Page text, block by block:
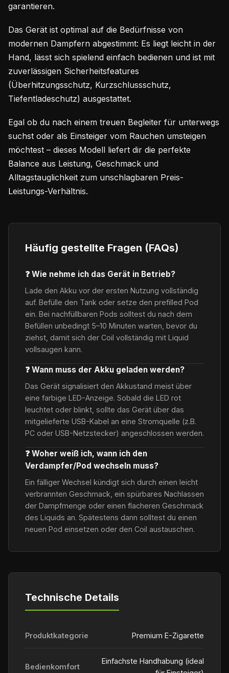
garantieren.
Das Gerät ist optimal auf die Bedürfnisse von
modernen Dampfern abgestimmt: Es liegt leicht in der
Hand, lässt sich spielend einfach bedienen und ist mit
zuverlässigen Sicherheitsfeatures
(Überhitzungsschutz, Kurzschlussschutz,
Tiefentladeschutz) ausgestattet.
Egal ob du nach einem treuen Begleiter für unterwegs
suchst oder als Einsteiger vom Rauchen umsteigen
möchtest – dieses Modell liefert dir die perfekte
Balance aus Leistung, Geschmack und
Alltagstauglichkeit zum unschlagbaren Preis-
Leistungs-Verhältnis.
Häufig gestellte Fragen (FAQs)
❓ Wie nehme ich das Gerät in Betrieb?
Lade den Akku vor der ersten Nutzung vollständig
auf. Befülle den Tank oder setze den prefilled Pod
ein. Bei nachfüllbaren Pods solltest du nach dem
Befüllen unbedingt 5–10 Minuten warten, bevor du
ziehst, damit sich der Coil vollständig mit Liquid
vollsaugen kann.
❓ Wann muss der Akku geladen werden?
Das Gerät signalisiert den Akkustand meist über
eine farbige LED-Anzeige. Sobald die LED rot
leuchtet oder blinkt, sollte das Gerät über das
mitgelieferte USB-Kabel an eine Stromquelle (z.B.
PC oder USB-Netzstecker) angeschlossen werden.
❓ Woher weiß ich, wann ich den
Verdampfer/Pod wechseln muss?
Ein fälliger Wechsel kündigt sich durch einen leicht
verbrannten Geschmack, ein spürbares Nachlassen
der Dampfmenge oder einen flacheren Geschmack
des Liquids an. Spätestens dann solltest du einen
neuen Pod einsetzen oder den Coil austauschen.
Technische Details
Produktkategorie Premium E-Zigarette
Bedienkomfort
Einfachste Handhabung (ideal